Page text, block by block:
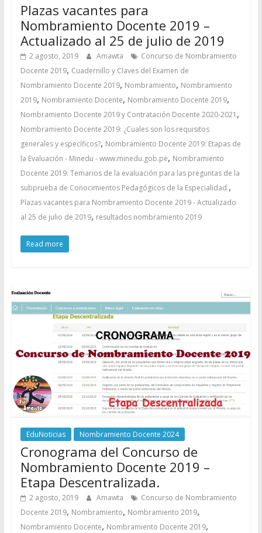
Plazas vacantes para
Nombramiento Docente 2019 –
Actualizado al 25 de julio de 2019
2 agosto, 2019 Amawta
Concurso de Nombramiento
Docente 2019, Cuadernillo y Claves del Examen de
Nombramiento Docente 2019, Nombramiento, Nombramiento
2019, Nombramiento Docente, Nombramiento Docente 2019,
Nombramiento Docente 2019 y Contratación Docente 2020-2021 ,
Nombramiento Docente 2019: ¿Cuales son los requisitos
generales y específicos?, Nombramiento Docente 2019: Etapas de
la Evaluación - Minedu - www.minedu.gob.pe, Nombramiento
Docente 2019: Temarios de la evaluación para las preguntas de la
subprueba de Conocimientos Pedagógicos de la Especialidad.,
Plazas vacantes para Nombramiento Docente 2019 - Actualizado
al 25 de julio de 2019, resultados nombramiento 2019
Read more
EduNoticias Nombramiento Docente 2024
Cronograma del Concurso de
Nombramiento Docente 2019 –
Etapa Descentralizada.
2 agosto, 2019 Amawta
Concurso de Nombramiento
Docente 2019, Nombramiento, Nombramiento 2019,
Nombramiento Docente, Nombramiento Docente 2019,